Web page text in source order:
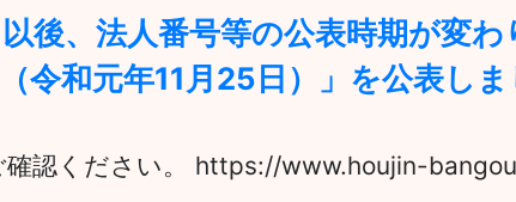
後、法人番号等の公表時期が変
令和元年11月25日）」を公表しま
確認ください。 https://www.houjin-